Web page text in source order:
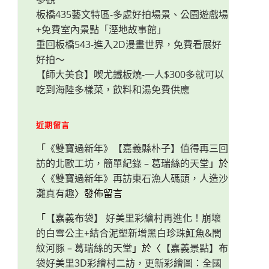
板橋435藝文特區-多處好拍場景、公園遊戲場
+免費室內景點「溼地故事館」
重回板橋543-進入2D漫畫世界，免費看展好
好拍～
【師大美食】喫尤鐵板燒-一人$300多就可以
吃到海陸多樣菜，飲料和湯免費供應
近期留言
「 《雙寶過新年》【嘉義縣朴子】值得再三回
訪的北歐工坊，簡單紀錄 – 葛瑞絲的天堂 」於
〈 《雙寶過新年》再訪東石漁人碼頭，人造沙
灘真有趣〉發佈留言
「 【嘉義布袋】 好美里彩繪村再進化！崩壞
的白雪公主+結合泥塑新增黑白珍珠魟魚&闇
紋河豚 – 葛瑞絲的天堂 」於〈 【嘉義景點】布
袋好美里3D彩繪村二訪，更新彩繪圖：全國